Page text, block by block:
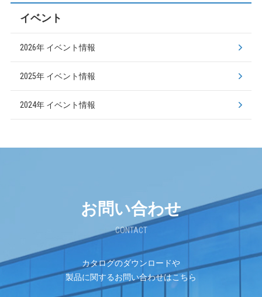
イベント
2026年 イベント情報
2025年 イベント情報
2024年 イベント情報
お問い合わせ
CONTACT
カタログのダウンロードや
製品に関するお問い合わせはこちら